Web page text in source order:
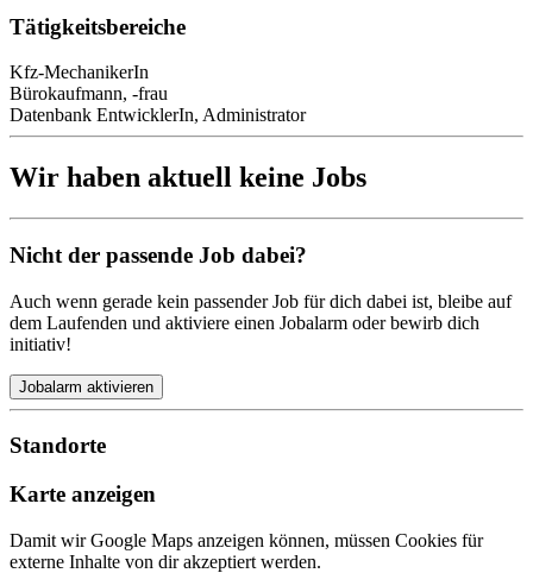
Tätigkeitsbereiche
Kfz-MechanikerIn
Bürokaufmann, -frau
Datenbank EntwicklerIn, Administrator
Wir haben aktuell keine Jobs
Nicht der passende Job dabei?
Auch wenn gerade kein passender Job für dich dabei ist, bleibe auf
dem Laufenden und aktiviere einen Jobalarm oder bewirb dich
initiativ!
Jobalarm aktivieren
Standorte
Karte anzeigen
Damit wir Google Maps anzeigen können, müssen Cookies für
externe Inhalte von dir akzeptiert werden.